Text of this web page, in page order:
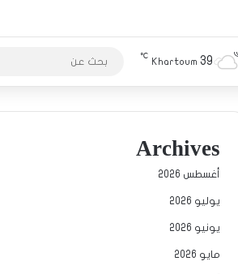
Khartoum 39
℃
Archives
أغسطس 2026
يوليو 2026
يونيو 2026
مايو 2026